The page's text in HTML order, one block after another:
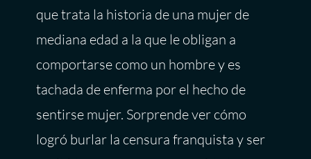
que trata la historia de una mujer de
mediana edad a la que le obligan a
comportarse como un hombre y es
tachada de enferma por el hecho de
sentirse mujer. Sorprende ver cómo
logró burlar la censura franquista y ser